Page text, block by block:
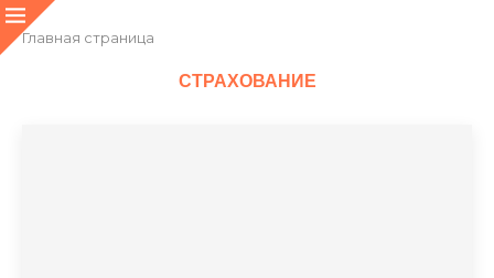
Главная страница
СТРАХОВАНИЕ